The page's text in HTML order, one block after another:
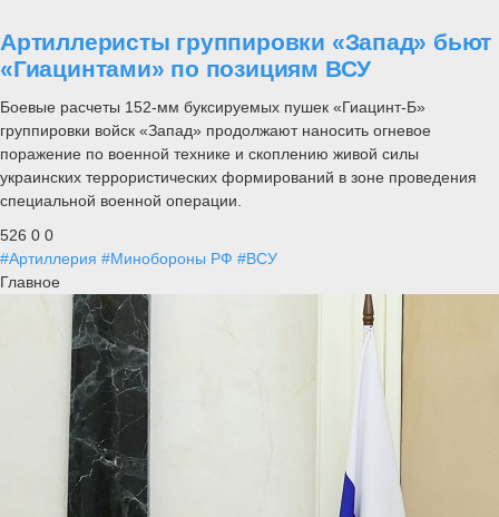
Артиллеристы группировки «Запад» бьют
«Гиацинтами» по позициям ВСУ
Боевые расчеты 152-мм буксируемых пушек «Гиацинт-Б»
группировки войск «Запад» продолжают наносить огневое
поражение по военной технике и скоплению живой силы
украинских террористических формирований в зоне проведения
специальной военной операции.
526 0 0
#Артиллерия #Минобороны РФ #ВСУ
Главное